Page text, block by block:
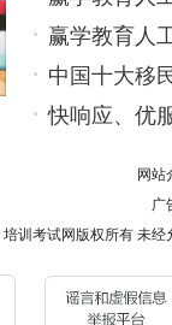
赢学教育人
中国十大移
快响应、优
网站
广
培训考试网版权所有 未经